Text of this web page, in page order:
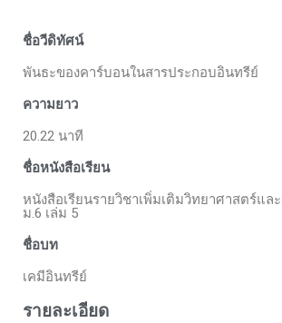
ชื่อวีดิทัศน์
พันธะของคาร์บอนในสารประกอบอินทรีย์
ความยาว
20.22 นาที
ชื่อหนังสือเรียน
หนังสือเรียนรายวิชาเพิ่มเติมวิทยาศาสตร์แล
ม.6 เล่ม 5
ชื่อบท
เคมีอินทรีย์
รายละเอียด